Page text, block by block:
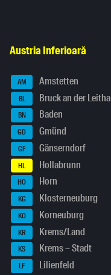
Austria Inferioară
AM Amstetten
BL Bruck an der Leitha
BN Baden
GD Gmünd
GF Gänserndorf
HL Hollabrunn
HO Horn
KG Klosterneuburg
KO Korneuburg
KR Krems/Land
KS Krems – Stadt
LF Lilienfeld